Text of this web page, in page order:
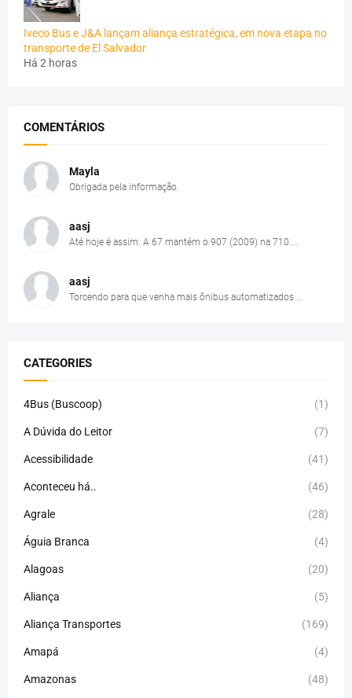
Iveco Bus e J&A lançam aliança estratégica, em nova etapa no
transporte de El Salvador
Há 2 horas
COMENTÁRIOS
Mayla
Obrigada pela informação.
aasj
Até hoje é assim. A 67 mantém o 907 (2009) na 710....
aasj
Torcendo para que venha mais ônibus automatizados ...
CATEGORIES
4Bus (Buscoop) (1)
A Dúvida do Leitor (7)
Acessibilidade (41)
Aconteceu há.. (46)
Agrale (28)
Águia Branca (4)
Alagoas (20)
Aliança (5)
Aliança Transportes (169)
Amapá (4)
Amazonas (48)